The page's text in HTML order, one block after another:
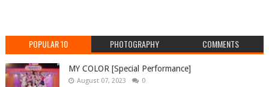
POPULAR 10 PHOTOGRAPHY COMMENTS
MY COLOR [Special Performance]
August 07, 2023 0